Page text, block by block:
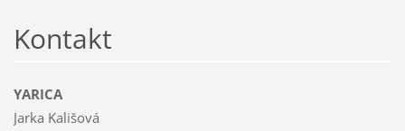
Kontakt
YARICA
Jarka Kališová